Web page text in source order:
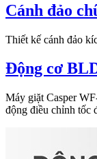
Cánh đảo
Thiết kế cánh đảo
Động cơ
Máy giặt Casper
động điều chỉnh tốc